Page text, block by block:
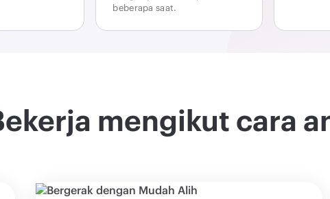
beberapa saat.
mengikut cara